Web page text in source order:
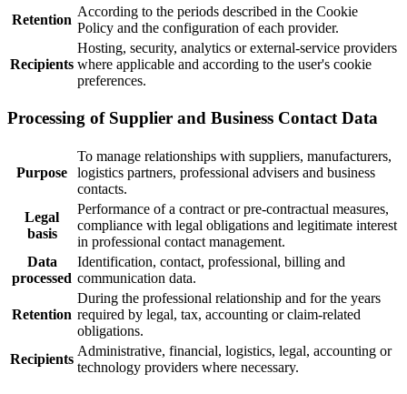
Retention
According to the periods described in the Cookie
Policy and the configuration of each provider.
Recipients
Hosting, security, analytics or external-service providers
where applicable and according to the user's cookie
preferences.
Processing of Supplier and Business Contact Data
Purpose
To manage relationships with suppliers, manufacturers,
logistics partners, professional advisers and business
contacts.
Legal
basis
Performance of a contract or pre-contractual measures,
compliance with legal obligations and legitimate interest
in professional contact management.
Data
processed
Identification, contact, professional, billing and
communication data.
Retention
During the professional relationship and for the years
required by legal, tax, accounting or claim-related
obligations.
Recipients
Administrative, financial, logistics, legal, accounting or
technology providers where necessary.